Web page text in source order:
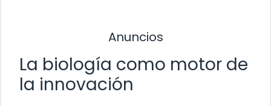
Anuncios
La biología como motor de
la innovación